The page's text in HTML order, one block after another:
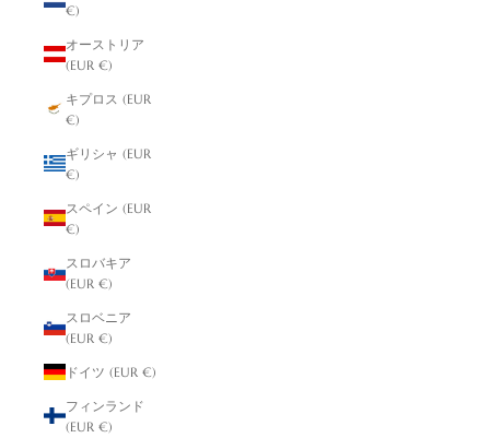
€)
オーストリア
(EUR €)
キプロス (EUR
€)
ギリシャ (EUR
€)
スペイン (EUR
€)
スロバキア
(EUR €)
スロベニア
(EUR €)
ドイツ (EUR €)
フィンランド
(EUR €)